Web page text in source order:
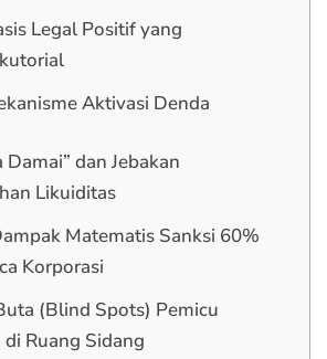
Legal Positif yang
Aktivasi Denda
Damai” dan Jebakan
Likuiditas
Matematis Sanksi 60%
Korporasi
(Blind Spots) Pemicu
Ruang Sidang